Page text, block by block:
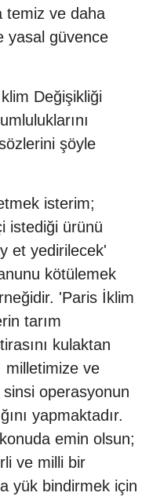
temiz ve daha
yasal güvence
Değişikliği
şöyle
isterim;
istediği ürünü
et yedirilecek'
kötülemek
'Paris İklim
tarım
kulaktan
milletimize ve
operasyonun
yapmaktadır.
emin olsun;
ve milli bir
yük bindirmek için